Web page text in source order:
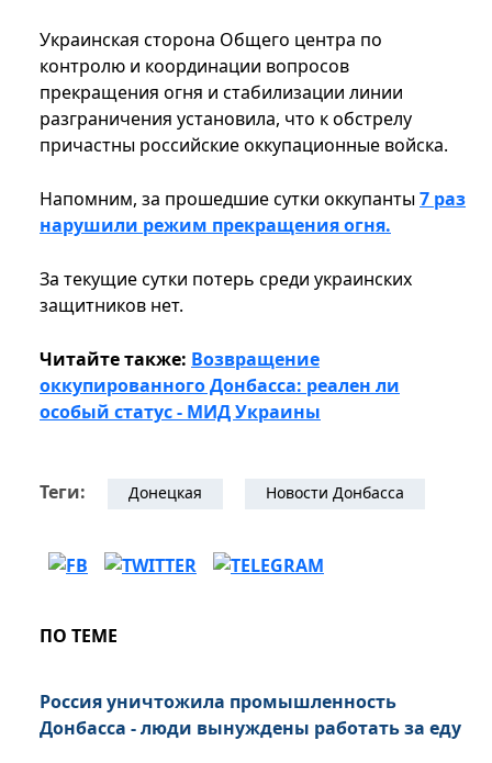
Украинская сторона Общего центра по
контролю и координации вопросов
прекращения огня и стабилизации линии
разграничения установила, что к обстрелу
причастны российские оккупационные войска.
Напомним, за прошедшие сутки оккупанты7 раз
нарушили режим прекращения огня.
За текущие сутки потерь среди украинских
защитников нет.
Читайте также: Возвращение
оккупированного Донбасса: реален ли
особый статус - МИД Украины
Теги: Донецкая Новости Донбасса
ПО ТЕМЕ
Россия уничтожила промышленность
Донбасса - люди вынуждены работать за еду